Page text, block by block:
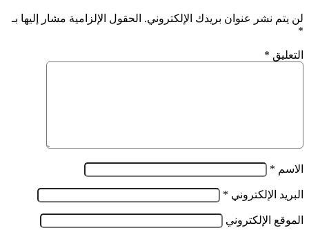
لن يتم نشر عنوان بريدك الإلكتروني. الحقول الإلزامية مشار إليها بـ
*
التعليق *
الاسم *
البريد الإلكتروني *
الموقع الإلكتروني